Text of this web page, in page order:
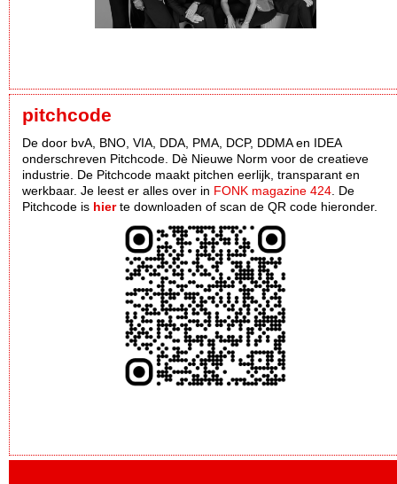
pitchcode
De door bvA, BNO, VIA, DDA, PMA, DCP, DDMA en IDEA
onderschreven Pitchcode. Dè Nieuwe Norm voor de creatieve
industrie. De Pitchcode maakt pitchen eerlijk, transparant en
werkbaar. Je leest er alles over in FONK magazine 424 . De
Pitchcode is hierte downloaden of scan de QR code hieronder.